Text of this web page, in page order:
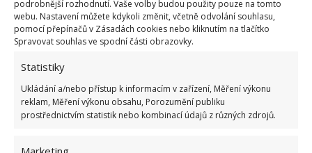
podrobnější rozhodnutí. Vaše volby budou použity pouze na tomto
webu. Nastavení můžete kdykoli změnit, včetně odvolání souhlasu,
pomocí přepínačů v Zásadách cookies nebo kliknutím na tlačítko
Spravovat souhlas ve spodní části obrazovky.
Statistiky
Ukládání a/nebo přístup k informacím v zařízení, Měření výkonu
reklam, Měření výkonu obsahu, Porozumění publiku
prostřednictvím statistik nebo kombinací údajů z různých zdrojů.
propouštět malé množství vzduchu, aniž byste v
místnosti pocítili velký tepelný rozdíl. Ani tato funkce
radno zanedbávat.
Zdroj:Genialne